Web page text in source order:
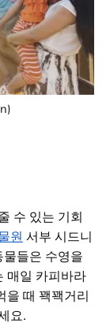
수 있는 기회
원 서부 시드니
물들은 수영을
매일 카피바라
을 때 꽥꽥거리
요.